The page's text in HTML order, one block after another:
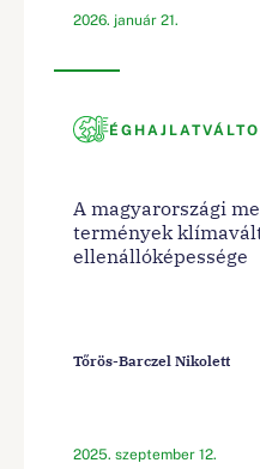
2026. január 21.
A magyarországi
termények
ellenállóképessége
Tőrös-Barczel Nikolett
2025. szeptember 12.